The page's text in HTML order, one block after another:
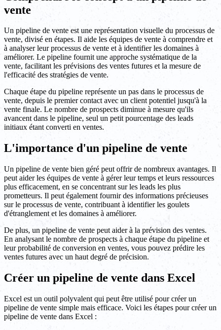
vente
Un pipeline de vente est une représentation visuelle du processus de
vente, divisé en étapes. Il aide les équipes de vente à comprendre et
à analyser leur processus de vente et à identifier les domaines à
améliorer. Le pipeline fournit une approche systématique de la
vente, facilitant les prévisions des ventes futures et la mesure de
l'efficacité des stratégies de vente.
Chaque étape du pipeline représente un pas dans le processus de
vente, depuis le premier contact avec un client potentiel jusqu'à la
vente finale. Le nombre de prospects diminue à mesure qu'ils
avancent dans le pipeline, seul un petit pourcentage des leads
initiaux étant converti en ventes.
L'importance d'un pipeline de vente
Un pipeline de vente bien géré peut offrir de nombreux avantages. Il
peut aider les équipes de vente à gérer leur temps et leurs ressources
plus efficacement, en se concentrant sur les leads les plus
prometteurs. Il peut également fournir des informations précieuses
sur le processus de vente, contribuant à identifier les goulets
d'étranglement et les domaines à améliorer.
De plus, un pipeline de vente peut aider à la prévision des ventes.
En analysant le nombre de prospects à chaque étape du pipeline et
leur probabilité de conversion en ventes, vous pouvez prédire les
ventes futures avec un haut degré de précision.
Créer un pipeline de vente dans Excel
Excel est un outil polyvalent qui peut être utilisé pour créer un
pipeline de vente simple mais efficace. Voici les étapes pour créer un
pipeline de vente dans Excel :